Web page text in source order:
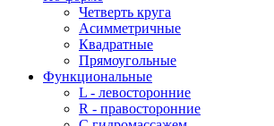
Четверть круга
Асимметричные
Квадратные
Прямоугольные
Функциональные
L - левосторонние
R - правосторонние